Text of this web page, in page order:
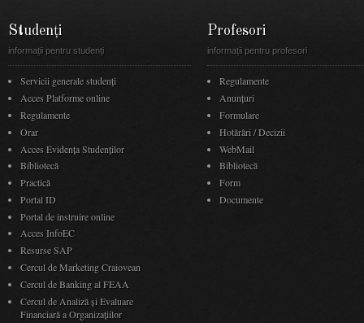
Studenți
informații pentru studenți
Servicii generale studenți
Acces Platforme online
Regulamente
Orar
Acces Evidenţa Studenţilor
Bibliotecă
Practică
Portal ID
Portal de instruire online
Acces InfoEC
Resurse SAP
Cercul de Marketing Craiovean
Cercul de Banking al FEAA
Cercul de Analiză și Evaluare
Financiară a Organizațiilor
Profesori
informații pentru profesori
Regulamente
Anunţuri
Formulare
Hotărâri / Decizii
WebMail
Bibliotecă
Form
Documente